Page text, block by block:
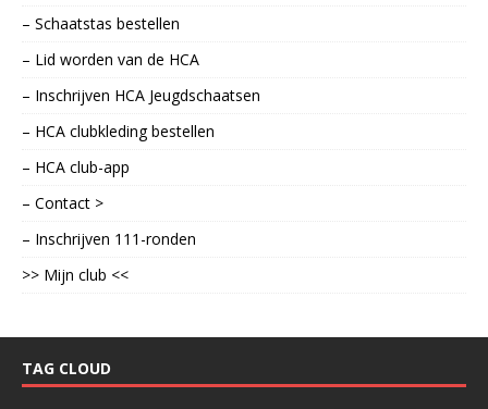
– Schaatstas bestellen
– Lid worden van de HCA
– Inschrijven HCA Jeugdschaatsen
– HCA clubkleding bestellen
– HCA club-app
– Contact >
– Inschrijven 111-ronden
>> Mijn club <<
TAG CLOUD